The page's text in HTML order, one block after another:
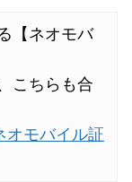
【ネオモバ
こちらも合
オモバイル証